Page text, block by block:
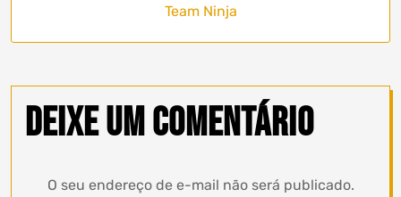
Team Ninja
Deixe um comentário
O seu endereço de e-mail não será publicado.